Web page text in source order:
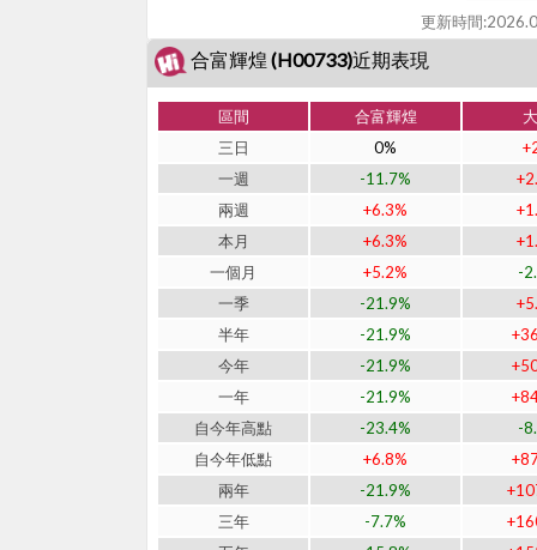
更新時間:
合富輝煌 (H00733)近期表現
區間 合富輝煌
三日
0%
一週
-11.7%
兩週
+6.3%
本月
+6.3%
一個月
+5.2%
-
一季
-21.9%
半年
-21.9%
今年
-21.9%
一年
-21.9%
自今年高點
-23.4%
-
自今年低點
+6.8%
兩年
-21.9%
三年
-7.7%